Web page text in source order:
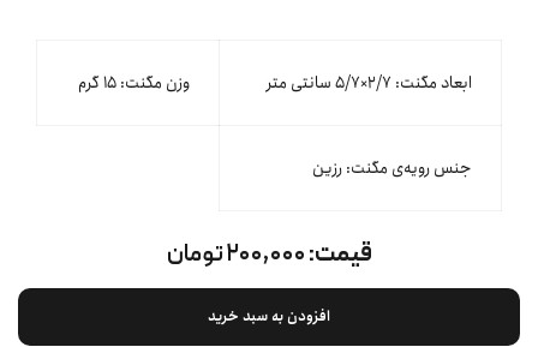
ابعاد مگنت: ۲/۷×۵/۷ سانتی متر وزن مگنت: ۱۵ گرم
جنس رویه‌ی مگنت: رزین
قیمت:۲۰۰,۰۰۰ تومان
افزودن به سبد خرید